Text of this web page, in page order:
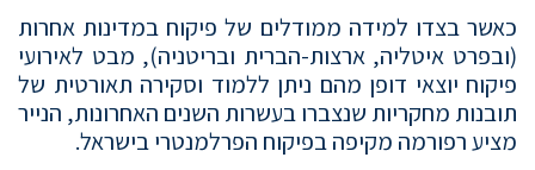
כאשר בצדו למידה ממודלים של פיקוח במדינות אחרות
(ובפרט איטליה, ארצות-הברית ובריטניה), מבט לאירועי
פיקוח יוצאי דופן מהם ניתן ללמוד וסקירה תאורטית של
תובנות מחקריות שנצברו בעשרות השנים האחרונות, הנייר
מציע רפורמה מקיפה בפיקוח הפרלמנטרי בישראל.